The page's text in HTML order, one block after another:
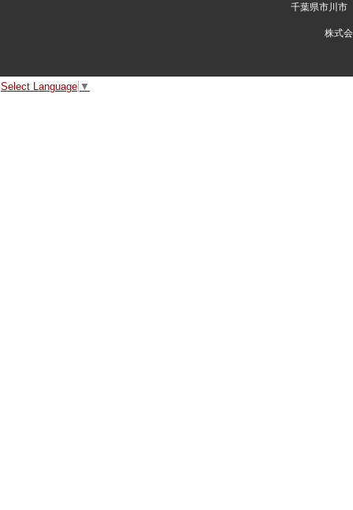
千葉県市川市
株式
Select Language ▼